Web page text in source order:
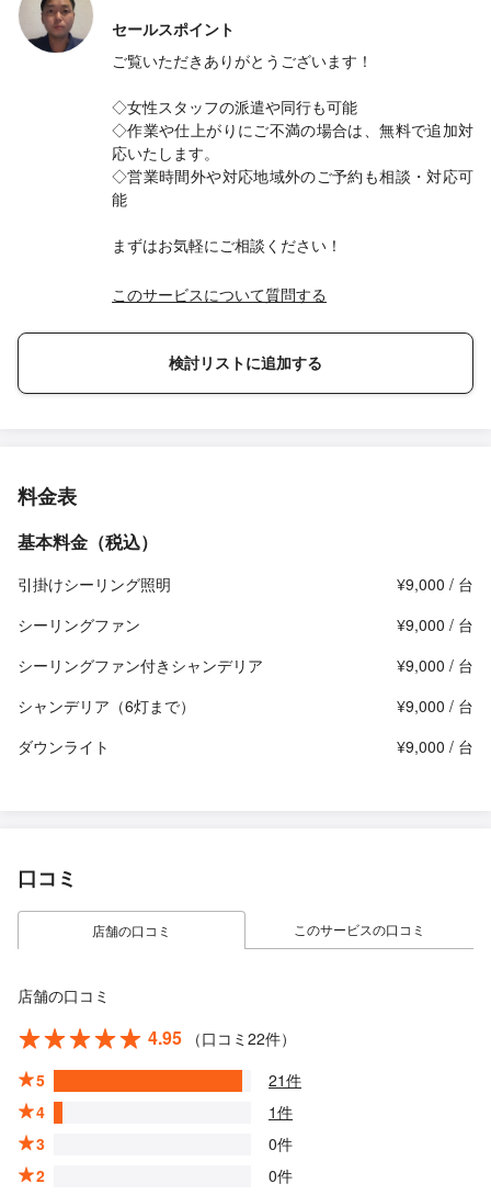
セールスポイント
ご覧いただきありがとうございます！
◇女性スタッフの派遣や同行も可能
◇作業や仕上がりにご不満の場合は、無料で追加対
応いたします。
◇営業時間外や対応地域外のご予約も相談・対応可
能
まずはお気軽にご相談ください！
このサービスについて質問する
検討リストに追加する
料金表
基本料金（税込）
引掛けシーリング照明
¥9,000 / 台
シーリングファン
¥9,000 / 台
シーリングファン付きシャンデリア
¥9,000 / 台
シャンデリア（6灯まで）
¥9,000 / 台
ダウンライト
¥9,000 / 台
口コミ
店舗の口コミ このサービスの口コミ
店舗の口コミ
4.95
（口コミ22件）
5
21件
4
1件
3
0件
2
0件